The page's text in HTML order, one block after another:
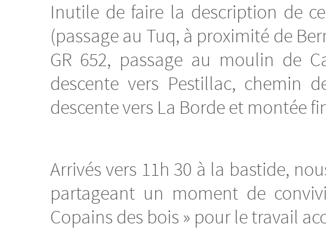
Inutile de faire la description de
(passage au Tuq, à proximité de
GR 652, passage au moulin de
descente vers Pestillac, chemin
descente vers La Borde et montée
Arrivés vers 11h 30 à la bastide,
partageant un moment de
Copains des bois » pour le travail